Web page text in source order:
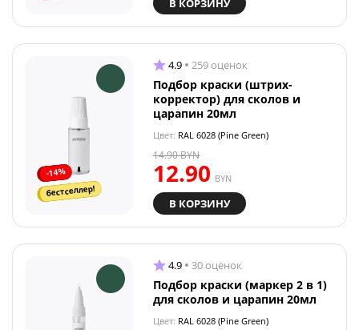
В КОРЗИНУ
-14%
бестселлер!
4.9 259 оценок
Подбор краски (штрих-
корректор) для сколов и
царапин 20мл
Цвет: RAL 6028 (Pine Green)
12.90 BYN
14.90BYN
В КОРЗИНУ
4.9 30 оценок
Подбор краски (маркер 2 в 1)
для сколов и царапин 20мл
Цвет: RAL 6028 (Pine Green)